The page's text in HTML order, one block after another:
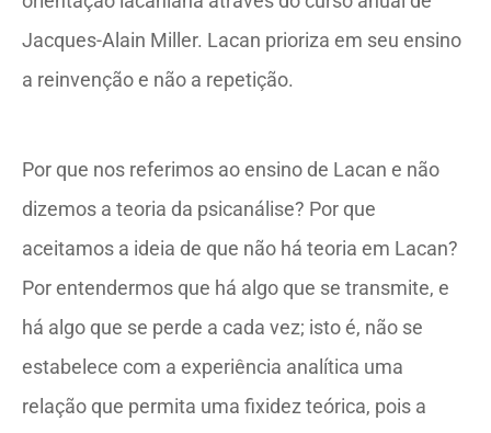
Jacques-Alain Miller. Lacan prioriza em seu ensino
a reinvenção e não a repetição.
Por que nos referimos ao ensino de Lacan e não
dizemos a teoria da psicanálise? Por que
aceitamos a ideia de que não há teoria em Lacan?
Por entendermos que há algo que se transmite, e
há algo que se perde a cada vez; isto é, não se
estabelece com a experiência analítica uma
relação que permita uma fixidez teórica, pois a